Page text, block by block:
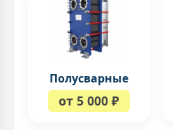
Полусварные
от 5 000 ₽